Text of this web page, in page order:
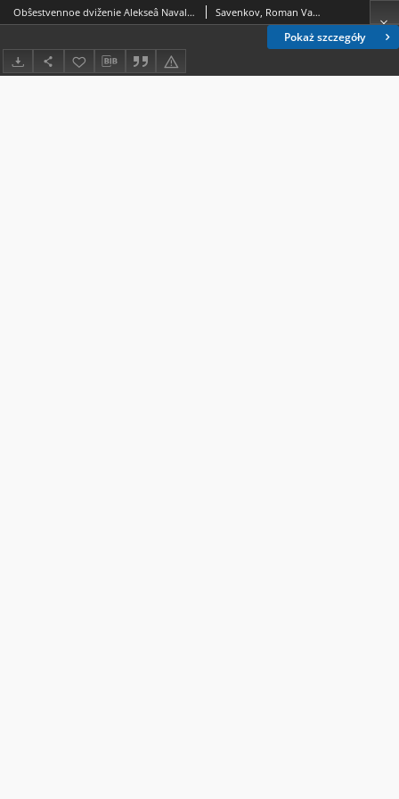
Pokaż szczegóły
Obŝestvennoe dviženie Alekseâ Navalʹnogo v Rossii : resursy, taktika i perspektivy Savenkov, Roman Vasilʹevič (1978- )